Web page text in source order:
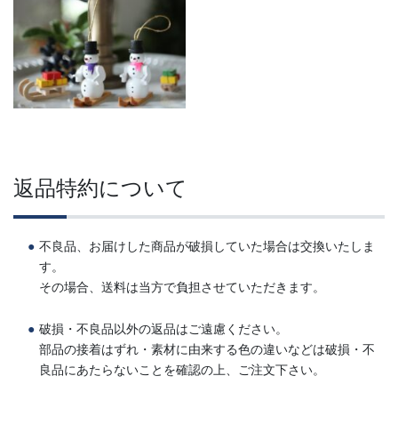
返品特約について
不良品、お届けした商品が破損していた場合は交換いたしま
す。
その場合、送料は当方で負担させていただきます。
破損・不良品以外の返品はご遠慮ください。
部品の接着はずれ・素材に由来する色の違いなどは破損・不
良品にあたらないことを確認の上、ご注文下さい。